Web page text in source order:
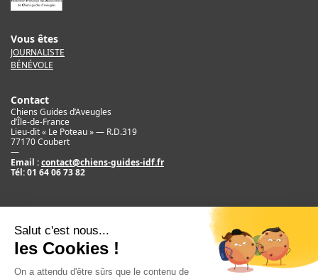
Vous êtes
JOURNALISTE
BÉNÉVOLE
Contact
Chiens Guides d’Aveugles
d’Île-de-France
Lieu-dit « Le Poteau » — R.D.319
77170 Coubert
—
Email :contact@chiens-guides-idf.fr
Tél:01 64 06 73 82
Crédit
©2017 Chiens Guides d’Aveugles d’IDF
Newsletter